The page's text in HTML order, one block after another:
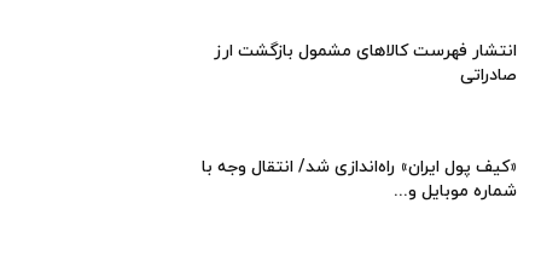
انتشار فهرست کالاهای مشمول بازگشت ارز
صادراتی
«کیف پول ایران» راه‌اندازی شد/ انتقال وجه با
شماره موبایل و...